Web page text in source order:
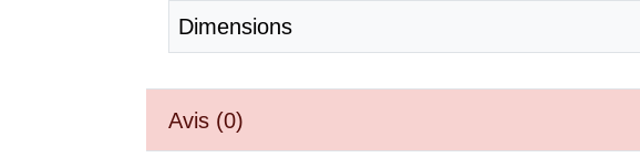
Dimensions
Avis (0)